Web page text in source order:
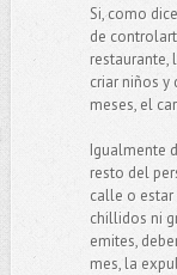
Si, como
de
restaurante,
criar niños y
meses, el
Igualmente
resto del
calle o estar
chillidos ni
emites,
mes, la